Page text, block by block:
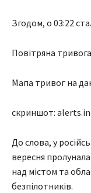
Згодом, о 03:22
Повітряна
Мапа тривог на
скриншот:
До слова, у
вересня
над містом та
безпілотників.